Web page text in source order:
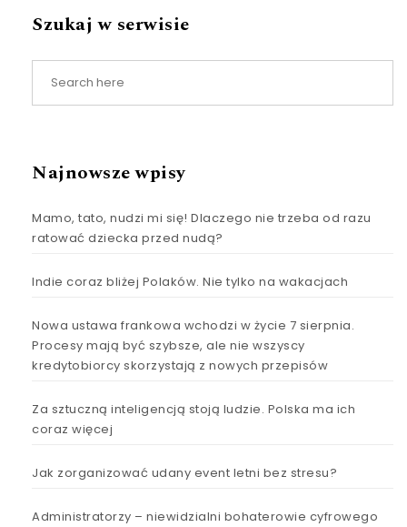
Szukaj w serwisie
Najnowsze wpisy
Mamo, tato, nudzi mi się! Dlaczego nie trzeba od razu
ratować dziecka przed nudą?
Indie coraz bliżej Polaków. Nie tylko na wakacjach
Nowa ustawa frankowa wchodzi w życie 7 sierpnia.
Procesy mają być szybsze, ale nie wszyscy
kredytobiorcy skorzystają z nowych przepisów
Za sztuczną inteligencją stoją ludzie. Polska ma ich
coraz więcej
Jak zorganizować udany event letni bez stresu?
Administratorzy – niewidzialni bohaterowie cyfrowego